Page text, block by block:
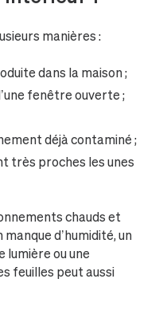
manières :
dans la maison ;
fenêtre ouverte ;
déjà contaminé ;
très proches les unes
chauds et
d’humidité, un
lumière ou une
feuilles peut aussi